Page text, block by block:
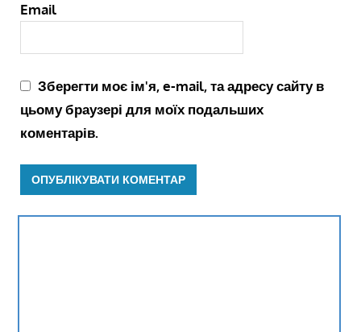
Email
Зберегти моє ім'я, e-mail, та адресу сайту в
цьому браузері для моїх подальших
коментарів.